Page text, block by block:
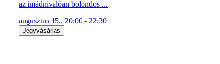
az imádnivalóan bolondos ...
augusztus 15., 20:00 - 22:30
Jegyvásárlás